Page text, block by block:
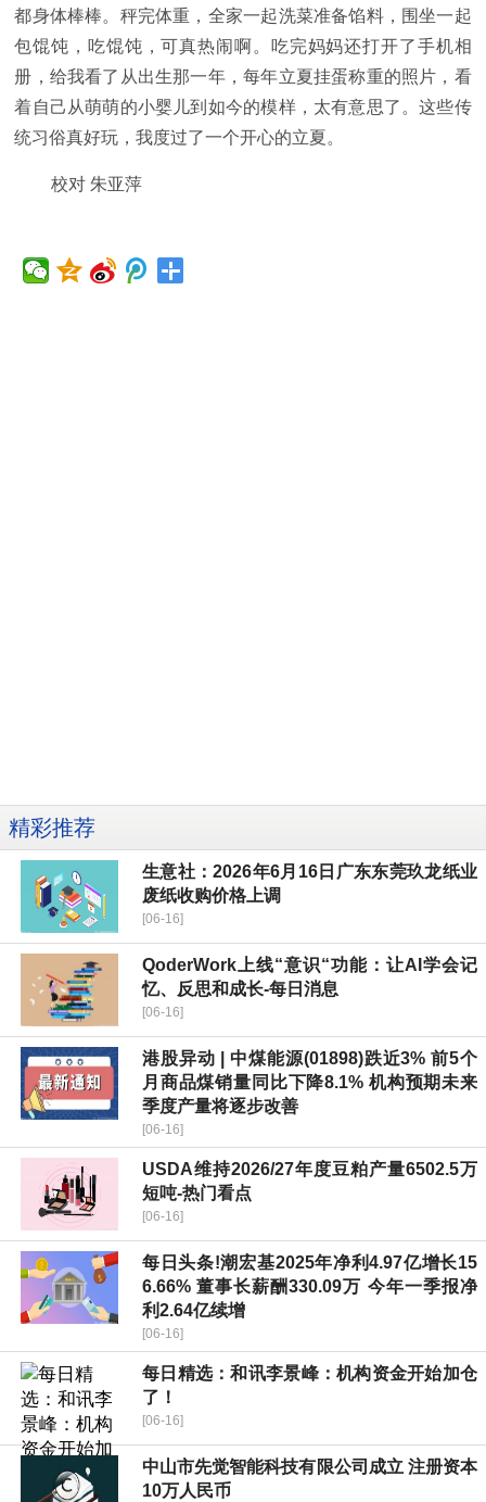
都身体棒棒。秤完体重，全家一起洗菜准备馅料，围坐一起
包馄饨，吃馄饨，可真热闹啊。吃完妈妈还打开了手机相
册，给我看了从出生那一年，每年立夏挂蛋称重的照片，看
着自己从萌萌的小婴儿到如今的模样，太有意思了。这些传
统习俗真好玩，我度过了一个开心的立夏。
校对 朱亚萍
精彩推荐
生意社：2026年6月16日广东东莞玖龙纸业
废纸收购价格上调
[06-16]
QoderWork上线“意识“功能：让AI学会记
忆、反思和成长-每日消息
[06-16]
港股异动 | 中煤能源(01898)跌近3% 前5个
月商品煤销量同比下降8.1% 机构预期未来
季度产量将逐步改善
[06-16]
USDA维持2026/27年度豆粕产量6502.5万
短吨-热门看点
[06-16]
每日头条!潮宏基2025年净利4.97亿增长15
6.66% 董事长薪酬330.09万 今年一季报净
利2.64亿续增
[06-16]
每日精选：和讯李景峰：机构资金开始加仓
了！
[06-16]
中山市先觉智能科技有限公司成立 注册资本
10万人民币